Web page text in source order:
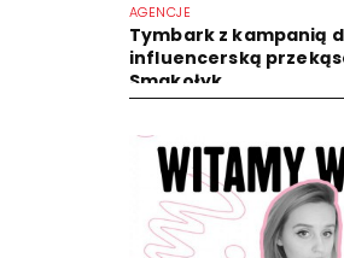
AGENCJE
Tymbark z kampanią
influencerską
Smakołyk